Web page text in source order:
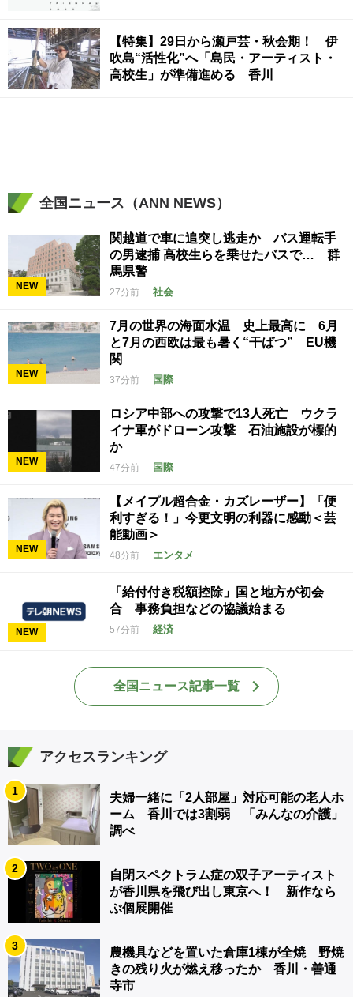
【特集】29日から瀬戸芸・秋会期！ 伊
吹島“活性化”へ「島民・アーティスト・
高校生」が準備進める 香川
全国ニュース（ANN NEWS）
NEW
関越道で車に追突し逃走か バス運転手
の男逮捕 高校生らを乗せたバスで… 群
馬県警
27分前 社会
NEW
7月の世界の海面水温 史上最高に 6月
と7月の西欧は最も暑く“干ばつ” EU機
関
37分前 国際
NEW
ロシア中部への攻撃で13人死亡 ウクラ
イナ軍がドローン攻撃 石油施設が標的
か
47分前 国際
NEW
【メイプル超合金・カズレーザー】「便
利すぎる！」今更文明の利器に感動＜芸
能動画＞
48分前 エンタメ
NEW
「給付付き税額控除」国と地方が初会
合 事務負担などの協議始まる
57分前 経済
全国ニュース記事一覧
アクセスランキング
1
夫婦一緒に「2人部屋」対応可能の老人ホ
ーム 香川では3割弱 「みんなの介護」
調べ
2
自閉スペクトラム症の双子アーティスト
が香川県を飛び出し東京へ！ 新作なら
ぶ個展開催
3
農機具などを置いた倉庫1棟が全焼 野焼
きの残り火が燃え移ったか 香川・善通
寺市